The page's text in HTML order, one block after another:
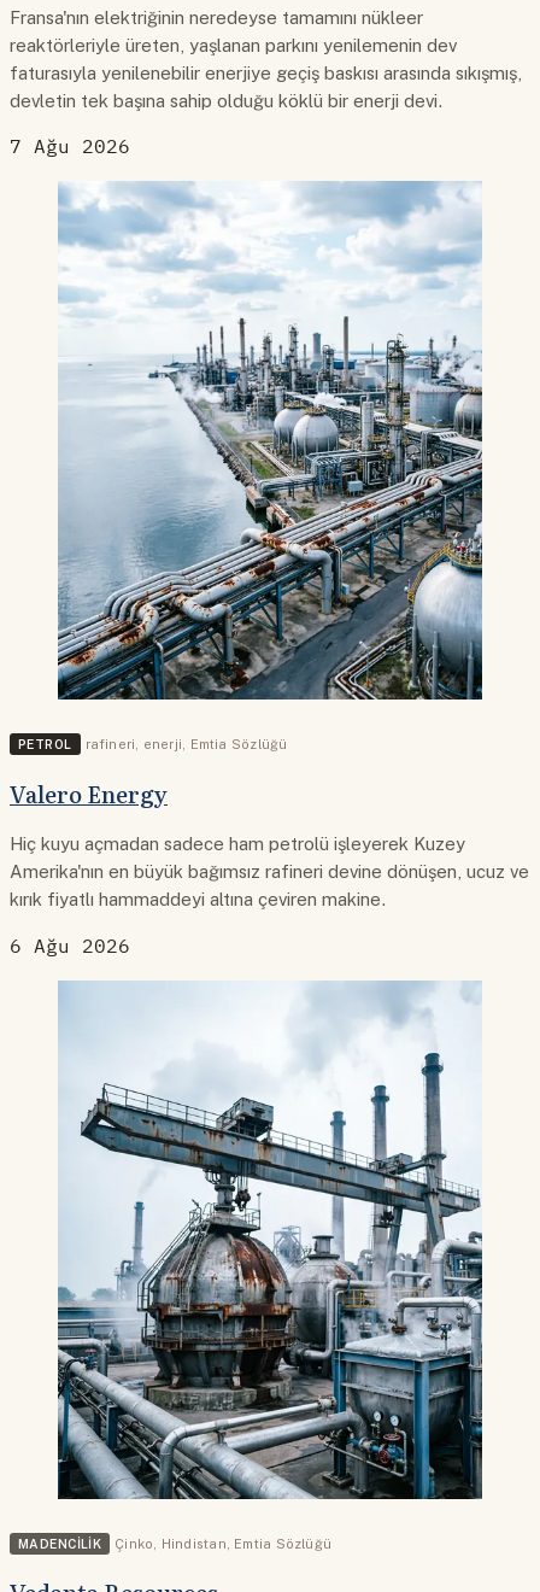
Fransa'nın elektriğinin neredeyse tamamını nükleer
reaktörleriyle üreten, yaşlanan parkını yenilemenin dev
faturasıyla yenilenebilir enerjiye geçiş baskısı arasında sıkışmış,
devletin tek başına sahip olduğu köklü bir enerji devi.
7 Ağu 2026
PETROL rafineri enerji Emtia Sözlüğü
Valero Energy
Hiç kuyu açmadan sadece ham petrolü işleyerek Kuzey
Amerika'nın en büyük bağımsız rafineri devine dönüşen, ucuz ve
kırık fiyatlı hammaddeyi altına çeviren makine.
6 Ağu 2026
MADENCILIK Çinko Hindistan Emtia Sözlüğü